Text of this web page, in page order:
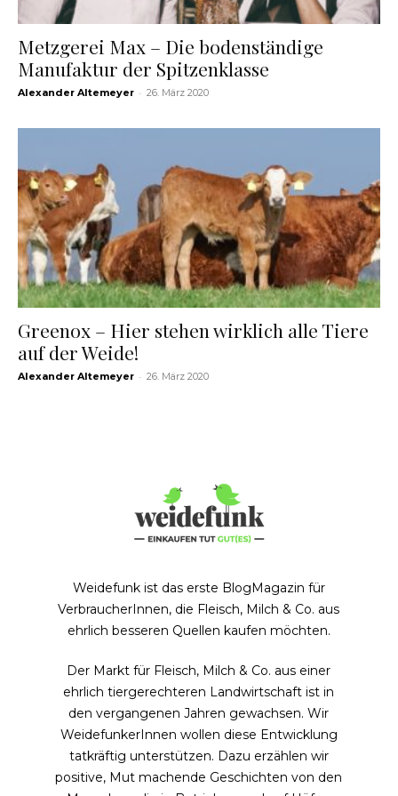
Metzgerei Max – Die bodenständige
Manufaktur der Spitzenklasse
Alexander Altemeyer - 26. März 2020
Greenox – Hier stehen wirklich alle Tiere
auf der Weide!
Alexander Altemeyer - 26. März 2020
Weidefunk ist das erste BlogMagazin für
VerbraucherInnen, die Fleisch, Milch & Co. aus
ehrlich besseren Quellen kaufen möchten.
Der Markt für Fleisch, Milch & Co. aus einer
ehrlich tiergerechteren Landwirtschaft ist in
den vergangenen Jahren gewachsen. Wir
WeidefunkerInnen wollen diese Entwicklung
tatkräftig unterstützen. Dazu erzählen wir
positive, Mut machende Geschichten von den